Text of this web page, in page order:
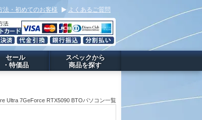
法・初めてのお客様 よくあるご質問
セール
・特価品
スペックから
商品を探す
Ultra 7GeForce RTX5090 BTOパソコン一覧